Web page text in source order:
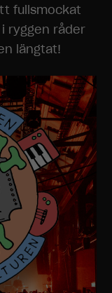
fullsmockat
ryggen råder
längtat!